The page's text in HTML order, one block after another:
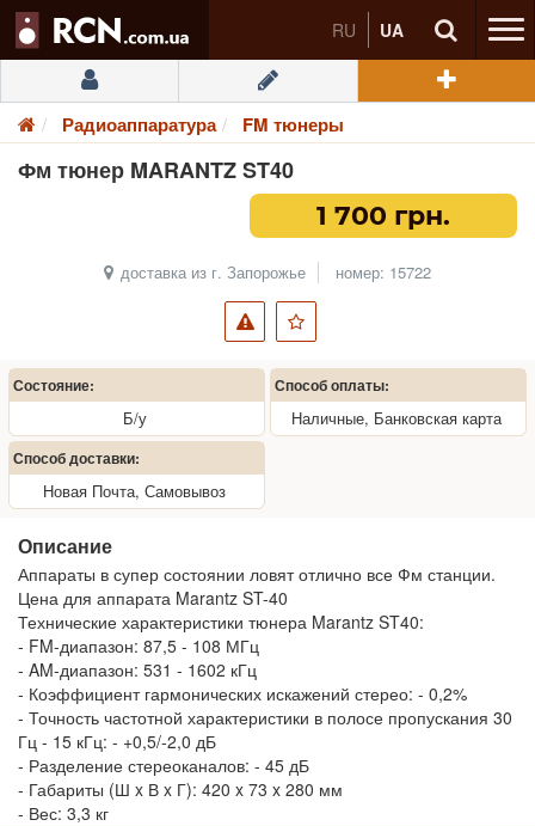
RU UA
Радиоаппаратура FM тюнеры
Фм тюнер MARANTZ ST40
1 700 грн.
доставка из г. Запорожье номер: 15722
Состояние:
Б/у
Способ оплаты:
Наличные, Банковская карта
Способ доставки:
Новая Почта, Самовывоз
Описание
Аппараты в супер состоянии ловят отлично все Фм станции.
Цена для аппарата Marantz ST-40
Технические характеристики тюнера Marantz ST40:
- FM-диапазон: 87,5 - 108 МГц
- AM-диапазон: 531 - 1602 кГц
- Коэффициент гармонических искажений стерео: - 0,2%
- Точность частотной характеристики в полосе пропускания 30
Гц - 15 кГц: - +0,5/-2,0 дБ
- Разделение стереоканалов: - 45 дБ
- Габариты (Ш x В x Г): 420 x 73 x 280 мм
- Вес: 3,3 кг